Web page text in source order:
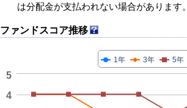
は分配金が支払われない場合があります。
ファンドスコア推移
1年 3年 5年
4
5